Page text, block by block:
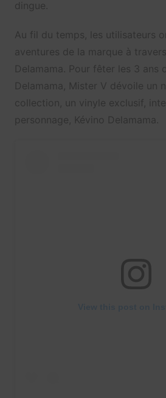
dingue.
Au fil du temps, les utilisateurs
aventures de la marque à
Delamama. Pour fêter les 3 ans
Delamama, Mister V dévoile un
collection, un vinyle exclusif,
personnage, Kévino Delamama.